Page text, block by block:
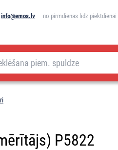
info@emos.lv no pirmdienas līdz piektdienai
P5822